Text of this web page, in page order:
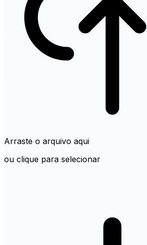
Arraste o arquivo aqui
ou clique para selecionar